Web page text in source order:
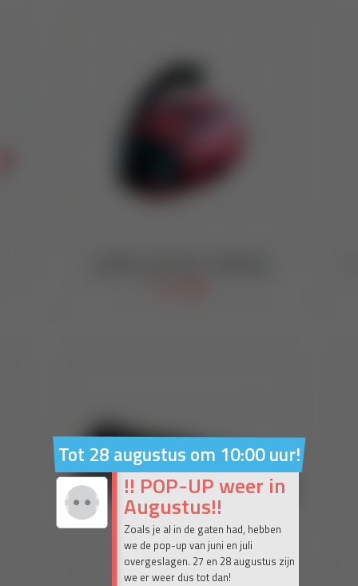
Tot 28 augustus om 10:00 uur!
!! POP-UP weer in
Augustus!!
Zoals je al in de gaten had, hebben
we de pop-up van juni en juli
overgeslagen. 27 en 28 augustus zijn
we er weer dus tot dan!